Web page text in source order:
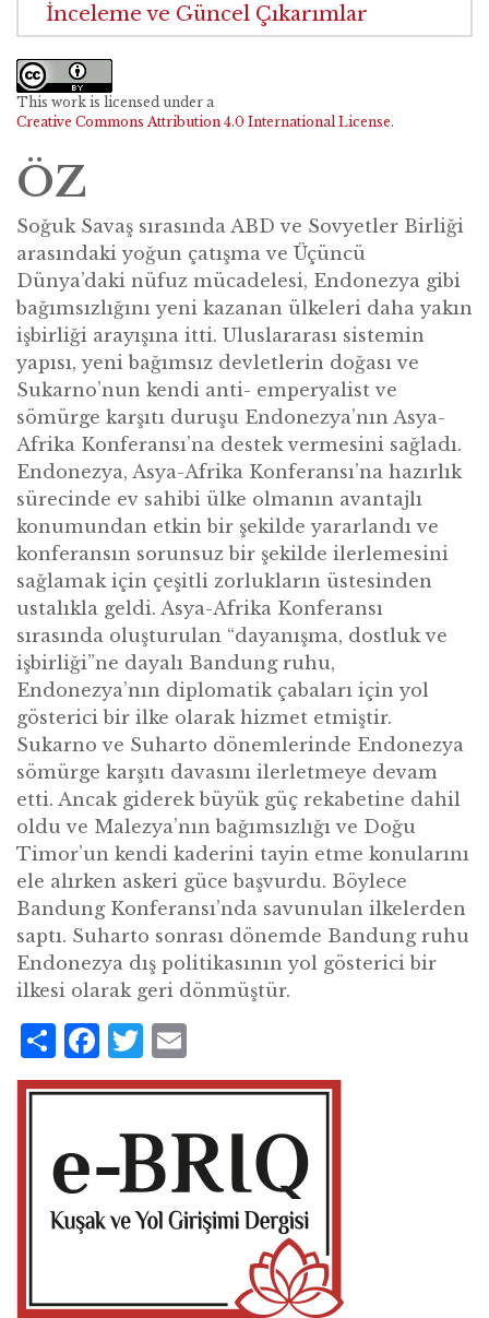
6(3), 293-310.
İnceleme ve Güncel Çıkarımlar
This work is licensed under a
Creative Commons Attribution 4.0 International License.
ÖZ
Soğuk Savaş sırasında ABD ve Sovyetler Birliği
arasındaki yoğun çatışma ve Üçüncü
Dünya’daki nüfuz mücadelesi, Endonezya gibi
bağımsızlığını yeni kazanan ülkeleri daha yakın
işbirliği arayışına itti. Uluslararası sistemin
yapısı, yeni bağımsız devletlerin doğası ve
Sukarno’nun kendi anti- emperyalist ve
sömürge karşıtı duruşu Endonezya’nın Asya-
Afrika Konferansı’na destek vermesini sağladı.
Endonezya, Asya-Afrika Konferansı’na hazırlık
sürecinde ev sahibi ülke olmanın avantajlı
konumundan etkin bir şekilde yararlandı ve
konferansın sorunsuz bir şekilde ilerlemesini
sağlamak için çeşitli zorlukların üstesinden
ustalıkla geldi. Asya-Afrika Konferansı
sırasında oluşturulan “dayanışma, dostluk ve
işbirliği”ne dayalı Bandung ruhu,
Endonezya’nın diplomatik çabaları için yol
gösterici bir ilke olarak hizmet etmiştir.
Sukarno ve Suharto dönemlerinde Endonezya
sömürge karşıtı davasını ilerletmeye devam
etti. Ancak giderek büyük güç rekabetine dahil
oldu ve Malezya’nın bağımsızlığı ve Doğu
Timor’un kendi kaderini tayin etme konularını
ele alırken askeri güce başvurdu. Böylece
Bandung Konferansı’nda savunulan ilkelerden
saptı. Suharto sonrası dönemde Bandung ruhu
Endonezya dış politikasının yol gösterici bir
ilkesi olarak geri dönmüştür.
Share
Facebook
Twitter